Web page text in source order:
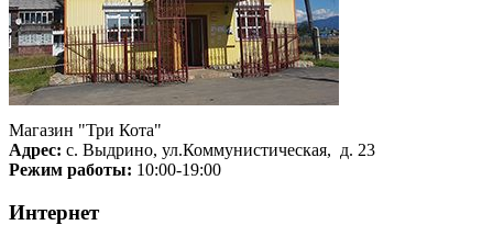
Магазин "Три Кота"
Адрес: с. Выдрино, ул.Коммунистическая, д. 23
Режим работы: 10:00-19:00
Интернет